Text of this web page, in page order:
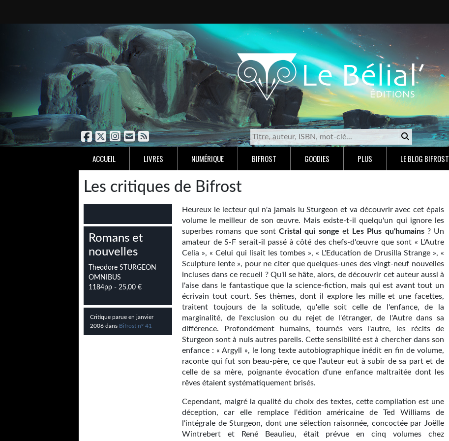
ACCUEIL LIVRES NUMÉRIQUE BIFROST GOODIES PLUS LE BLOG BIFROST
Les critiques de Bifrost
Romans et
nouvelles
Theodore STURGEON
OMNIBUS
1184pp - 25,00 €
Critique parue en janvier
2006 dans Bifrost n° 41
Heureux le lecteur qui n'a jamais lu Sturgeon et va découvrir avec cet épais
volume le meilleur de son œuvre. Mais existe-t-il quelqu'un qui ignore les
superbes romans que sont Cristal qui songe et Les Plus qu'humains? Un
amateur de S-F serait-il passé à côté des chefs-d'œuvre que sont « L'Autre
Celia », « Celui qui lisait les tombes », « L'Education de Drusilla Strange », «
Sculpture lente », pour ne citer que quelques-unes des vingt-neuf nouvelles
incluses dans ce recueil ? Qu'il se hâte, alors, de découvrir cet auteur aussi à
l'aise dans le fantastique que la science-fiction, mais qui est avant tout un
écrivain tout court. Ses thèmes, dont il explore les mille et une facettes,
traitent toujours de la solitude, qu'elle soit celle de l'enfance, de la
marginalité, de l'exclusion ou du rejet de l'étranger, de l'Autre dans sa
différence. Profondément humains, tournés vers l'autre, les récits de
Sturgeon sont à nuls autres pareils. Cette sensibilité est à chercher dans son
enfance : « Argyll », le long texte autobiographique inédit en fin de volume,
raconte qui fut son beau-père, ce que l'auteur eut à subir de sa part et de
celle de sa mère, poignante évocation d'une enfance maltraitée dont les
rêves étaient systématiquement brisés.
Cependant, malgré la qualité du choix des textes, cette compilation est une
déception, car elle remplace l'édition américaine de Ted Williams de
l'intégrale de Sturgeon, dont une sélection raisonnée, concoctée par Joëlle
Wintrebert et René Beaulieu, était prévue en cinq volumes chez